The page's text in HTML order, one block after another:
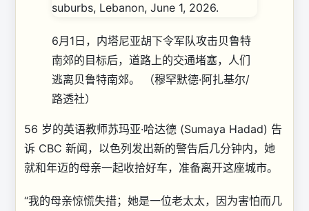
6月1日，内塔尼亚胡下令军队攻击贝鲁特
南郊的目标后，道路上的交通堵塞，人们
逃离贝鲁特南郊。
（穆罕默德·阿扎基尔/
路透社）
56 岁的英语教师苏玛亚·哈达德 (Sumaya Hadad) 告
诉 CBC 新闻，以色列发出新的警告后几分钟内，她
就和年迈的母亲一起收拾好车，准备离开这座城市。
“我的母亲惊慌失措；她是一位老太太，因为害怕而几